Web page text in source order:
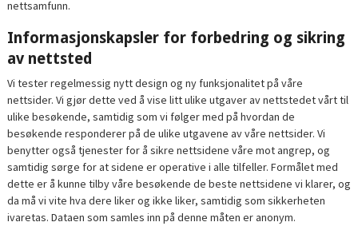
nettsamfunn.
Informasjonskapsler for forbedring og sikring
av nettsted
Vi tester regelmessig nytt design og ny funksjonalitet på våre
nettsider. Vi gjør dette ved å vise litt ulike utgaver av nettstedet vårt til
ulike besøkende, samtidig som vi følger med på hvordan de
besøkende responderer på de ulike utgavene av våre nettsider. Vi
benytter også tjenester for å sikre nettsidene våre mot angrep, og
samtidig sørge for at sidene er operative i alle tilfeller. Formålet med
dette er å kunne tilby våre besøkende de beste nettsidene vi klarer, og
da må vi vite hva dere liker og ikke liker, samtidig som sikkerheten
ivaretas. Dataen som samles inn på denne måten er anonym.